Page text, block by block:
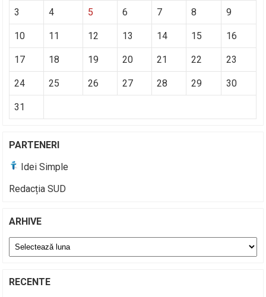
3 4 5 6 7 8 9
10 11 12 13 14 15 16
17 18 19 20 21 22 23
24 25 26 27 28 29 30
31
PARTENERI
Idei Simple
Redacția SUD
ARHIVE
Arhive
RECENTE